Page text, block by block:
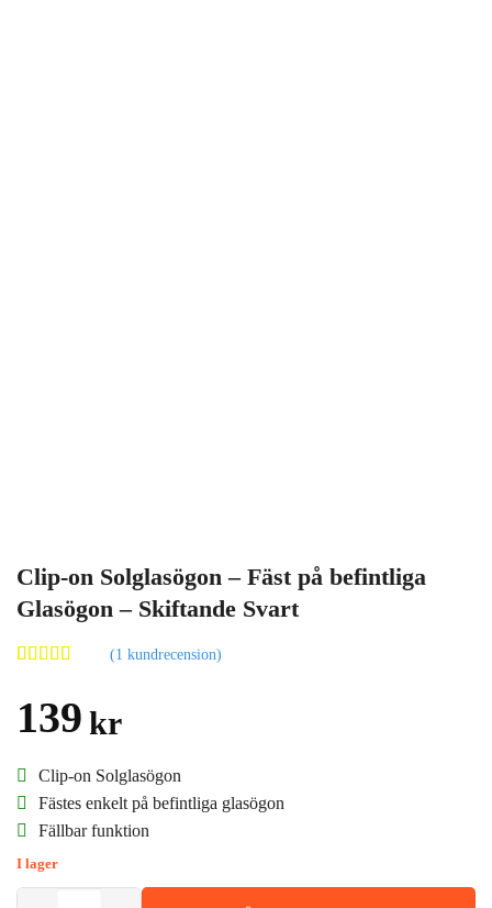
Clip-on Solglasögon – Fäst på befintliga
Glasögon – Skiftande Svart
baserat på
kundrecension
(1 kundrecension)
139 kr
Clip-on Solglasögon
Fästes enkelt på befintliga glasögon
Fällbar funktion
I lager